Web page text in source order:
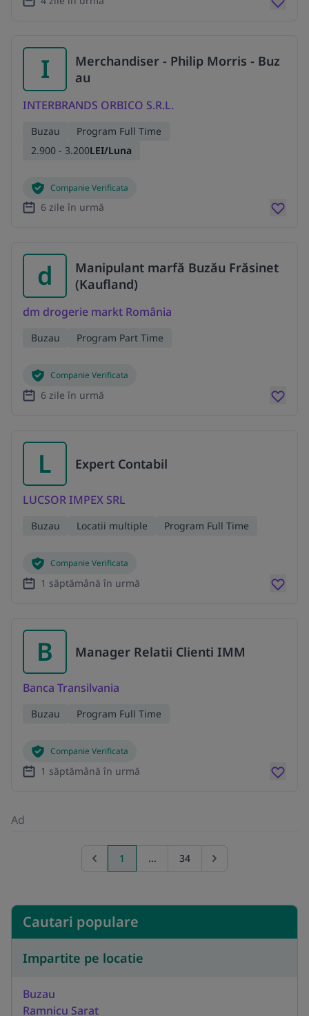
I
Merchandiser - Philip Morris - Buz
au
INTERBRANDS ORBICO S.R.L.
Buzau
Program Full Time
2.900 - 3.200LEI/Luna
Companie Verificata
6 zile în urmă
d
Manipulant marfă Buzău Frăsinet
(Kaufland)
dm drogerie markt România
Buzau Program Part Time
Companie Verificata
6 zile în urmă
L Expert Contabil
LUCSOR IMPEX SRL
Buzau Locatii multiple Program Full Time
Companie Verificata
1 săptămână în urmă
B Manager Relatii Clienti IMM
Banca Transilvania
Buzau Program Full Time
Companie Verificata
1 săptămână în urmă
Ad
Previous page
1 ... 34 Go to next page
Cautari populare
Impartite pe locatie
Buzau
Ramnicu Sarat